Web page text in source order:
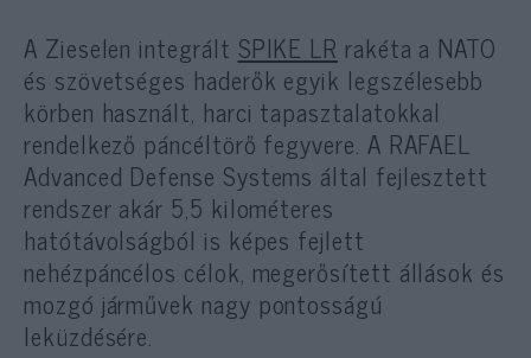
A Zieselen integrált SPIKE LR rakéta a NATO
és szövetséges haderők egyik legszélesebb
körben használt, harci tapasztalatokkal
rendelkező páncéltörő fegyvere. A RAFAEL
Advanced Defense Systems által fejlesztett
rendszer akár 5,5 kilométeres
hatótávolságból is képes fejlett
nehézpáncélos célok, megerősített állások és
mozgó járművek nagy pontosságú
leküzdésére.